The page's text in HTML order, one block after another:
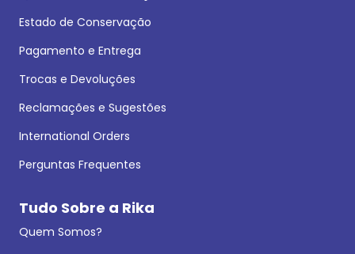
Estado de Conservação
Pagamento e Entrega
Trocas e Devoluções
Reclamações e Sugestões
International Orders
Perguntas Frequentes
Tudo Sobre a Rika
Quem Somos?